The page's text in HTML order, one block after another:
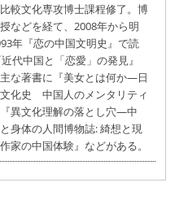
較文化専攻博士課程修了。博
などを経て、2008年から明
年『恋の中国文明史』で読
代中国と「恋愛」の発見』
な著書に『美女とは何か―日
化史 中国人のメンタリティ
異文化理解の落とし穴―中
身体の人間博物誌: 綺想と現
の中国体験』などがある。